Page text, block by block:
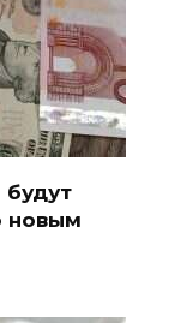
новым